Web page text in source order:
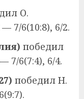
О.
7/6(10:8), 6/2.
победил
7/6(7:4), 6/4.
победил Н.